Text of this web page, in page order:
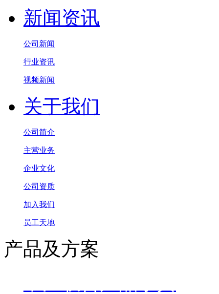
新闻资讯
公司新闻
行业资讯
视频新闻
关于我们
公司简介
主营业务
企业文化
公司资质
加入我们
员工天地
产品及方案